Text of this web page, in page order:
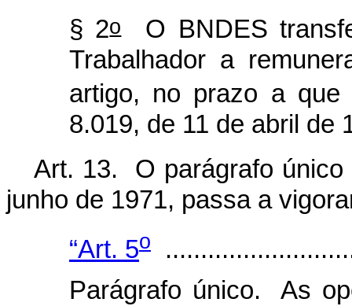
§ 2oO BNDES
Trabalhador a
artigo, no prazo a
8.019, de 11 de abril de
Art. 13. O parágrafo único
junho de 1971, passa a
“Art. 5o
Parágrafo único. As